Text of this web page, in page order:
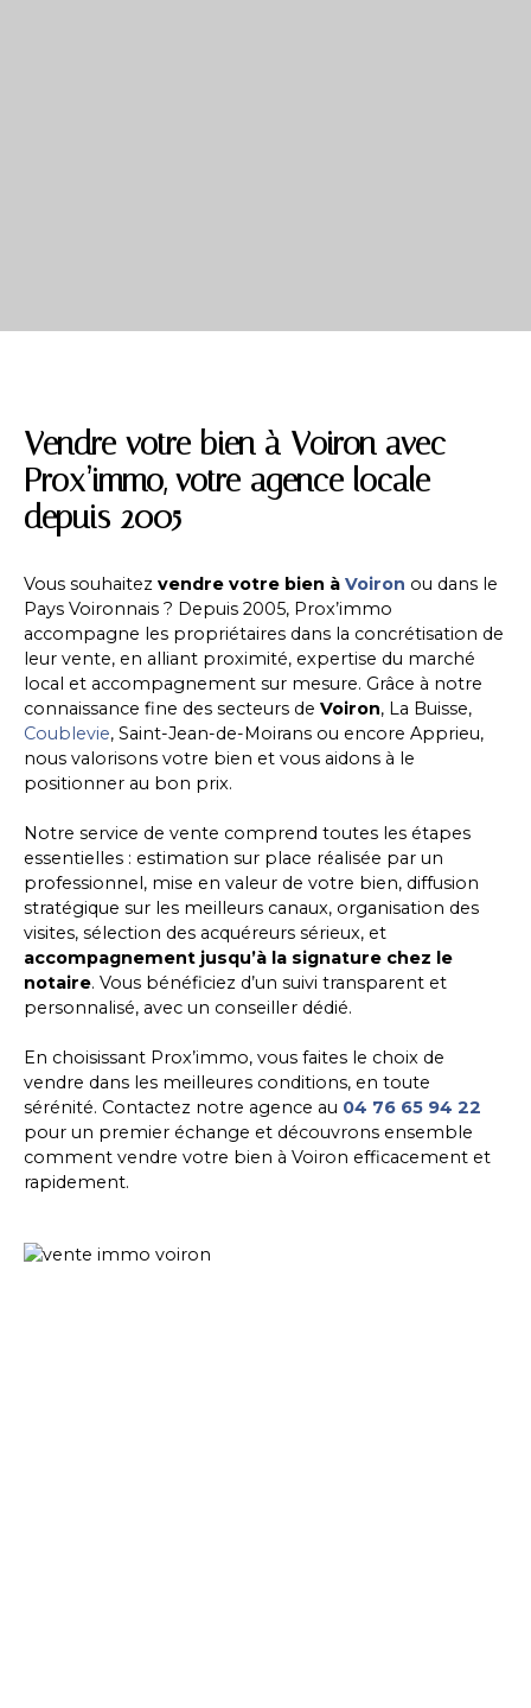
Vendre votre bien à Voiron avec
Prox’immo, votre agence locale
depuis 2005
Vous souhaitez vendre votre bien à Voiron ou dans le
Pays Voironnais ? Depuis 2005, Prox’immo
accompagne les propriétaires dans la concrétisation de
leur vente, en alliant proximité, expertise du marché
local et accompagnement sur mesure. Grâce à notre
connaissance fine des secteurs de Voiron, La Buisse,
Coublevie, Saint-Jean-de-Moirans ou encore Apprieu,
nous valorisons votre bien et vous aidons à le
positionner au bon prix.
Notre service de vente comprend toutes les étapes
essentielles : estimation sur place réalisée par un
professionnel, mise en valeur de votre bien, diffusion
stratégique sur les meilleurs canaux, organisation des
visites, sélection des acquéreurs sérieux, et
accompagnement jusqu’à la signature chez le
notaire. Vous bénéficiez d’un suivi transparent et
personnalisé, avec un conseiller dédié.
En choisissant Prox’immo, vous faites le choix de
vendre dans les meilleures conditions, en toute
sérénité. Contactez notre agence au 04 76 65 94 22
pour un premier échange et découvrons ensemble
comment vendre votre bien à Voiron efficacement et
rapidement.